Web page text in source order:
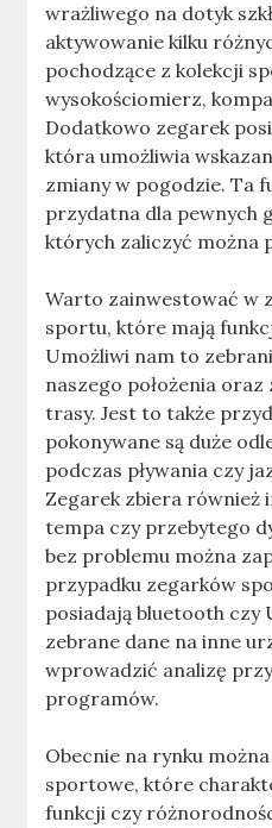
wrażliwego na dotyk
aktywowanie kilku
pochodzące z kolekcji
wysokościomierz,
Dodatkowo zegarek
która umożliwia
zmiany w pogodzie. Ta
przydatna dla pewnych
których zaliczyć można
Warto zainwestować w
sportu, które mają
Umożliwi nam to
naszego położenia
trasy. Jest to także
pokonywane są duże
podczas pływania czy
Zegarek zbiera również
tempa czy przebytego
bez problemu można
przypadku zegarków
posiadają bluetooth czy
zebrane dane na inne
wprowadzić analizę
programów.
Obecnie na rynku
sportowe, które
funkcji czy